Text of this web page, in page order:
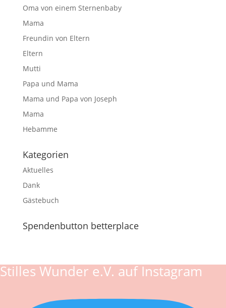
Oma von einem Sternenbaby
Mama
Freundin von Eltern
Eltern
Mutti
Papa und Mama
Mama und Papa von Joseph
Mama
Hebamme
Kategorien
Aktuelles
Dank
Gästebuch
Spendenbutton betterplace
Stilles Wunder e.V. auf Instagram